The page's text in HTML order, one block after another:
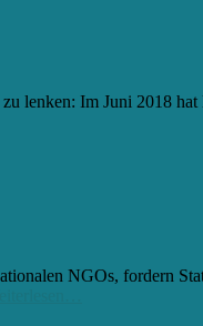
lenken: Im Juni 2018
NGOs, fordern